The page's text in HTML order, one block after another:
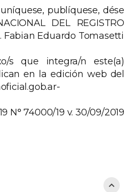
publíquese, dése
DEL REGISTRO
Fabian Eduardo Tomasetti
s que integra/n este(a)
en la edición web del
N° 74000/19 v. 30/09/2019